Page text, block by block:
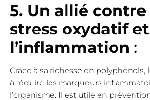
5. Un allié contre
stress oxydatif et
l’inflammation :
Grâce à sa richesse en polyphénols,
à réduire les marqueurs
l’organisme. Il est utile en